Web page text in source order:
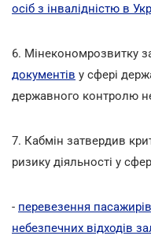
осіб з інвалідністю в
6. Мінекономрозвитку
документів у сфері
державного контролю
7. Кабмін затвердив
ризику діяльності у
- перевезення
небезпечних відходів